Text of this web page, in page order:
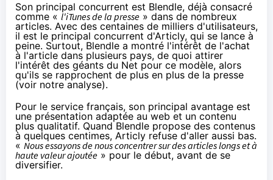
Son principal concurrent est Blendle, déjà consacré
comme « l'iTunes de la presse » dans de nombreux
articles. Avec des centaines de milliers d'utilisateurs,
il est le principal concurrent d'Articly, qui se lance à
peine. Surtout, Blendle a montré l'intérêt de l'achat
à l'article dans plusieurs pays, de quoi attirer
l'intérêt des géants du Net pour ce modèle, alors
qu'ils se rapprochent de plus en plus de la presse
(voir notre analyse).
Pour le service français, son principal avantage est
une présentation adaptée au web et un contenu
plus qualitatif. Quand Blendle propose des contenus
à quelques centimes, Articly refuse d'aller aussi bas.
« Nous essayons de nous concentrer sur des articles longs et à
haute valeur ajoutée » pour le début, avant de se
diversifier.